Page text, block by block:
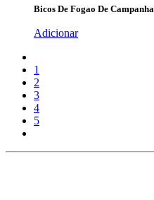
Bicos De Fogao De Campanha
Adicionar
1
2
3
4
5